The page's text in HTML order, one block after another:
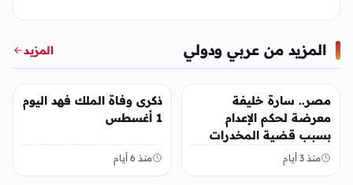
المزيد من عربي ودولي المزيد
مصر.. سارة خليفة
معرضة لحكم الإعدام
بسبب قضية المخدرات
الكبرى
منذ 3 أيام
عربي ودولي
ذكرى وفاة الملك فهد اليوم
1 أغسطس
منذ 6 أيام